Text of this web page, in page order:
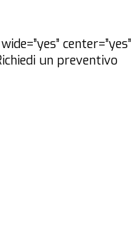
center=”yes”
un preventivo